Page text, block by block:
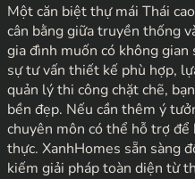
Một căn biệt thự mái Thái
cân bằng giữa truyền thống
gia đình muốn có không
sự tư vấn thiết kế phù hợp,
quản lý thi công chặt chẽ,
bền đẹp. Nếu cần thêm ý
chuyên môn có thể hỗ trợ
thực. XanhHomes sẵn sàng
kiếm giải pháp toàn diện từ